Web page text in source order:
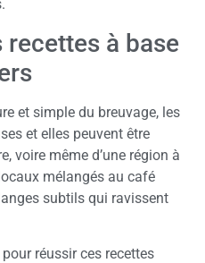
à base
et simple du breuvage, les
et elles peuvent être
voire même d’une région à
mélangés au café
subtils qui ravissent
réussir ces recettes